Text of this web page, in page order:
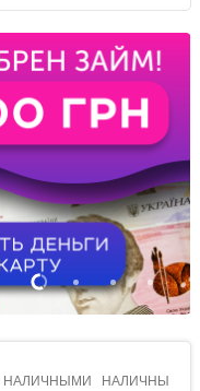
1 2 3 4
НАЛИЧНЫМИ НАЛИЧНЫМИ